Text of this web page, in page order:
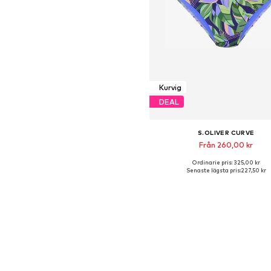
Kurvig
DEAL
S.OLIVER CURVE
Från 260,00 kr
Tillgänglig i många
Ordinarie pris: 325,00 kr
Senaste lägsta pris:227,50 kr